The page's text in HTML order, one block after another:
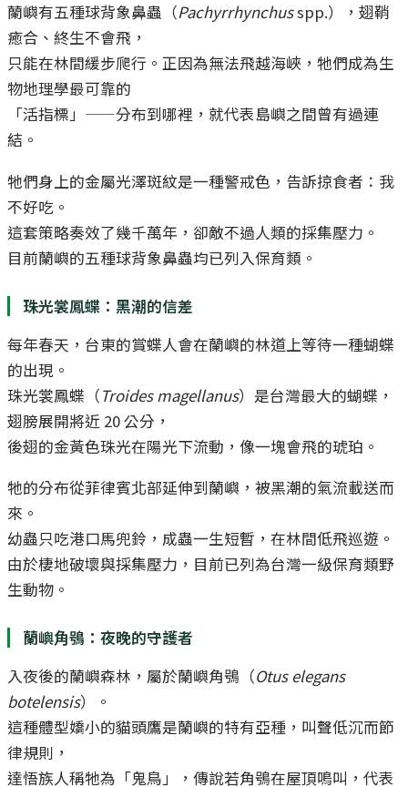
蘭嶼有五種球背象鼻蟲（Pachyrrhynchusspp.），翅鞘
癒合、終生不會飛，
只能在林間緩步爬行。正因為無法飛越海峽，牠們成為生
物地理學最可靠的
「活指標」——分布到哪裡，就代表島嶼之間曾有過連
結。
牠們身上的金屬光澤斑紋是一種警戒色，告訴掠食者：我
不好吃。
這套策略奏效了幾千萬年，卻敵不過人類的採集壓力。
目前蘭嶼的五種球背象鼻蟲均已列入保育類。
珠光裳鳳蝶：黑潮的信差
每年春天，台東的賞蝶人會在蘭嶼的林道上等待一種蝴蝶
的出現。
珠光裳鳳蝶（Troides magellanus）是台灣最大的蝴蝶，
翅膀展開將近 20 公分，
後翅的金黃色珠光在陽光下流動，像一塊會飛的琥珀。
牠的分布從菲律賓北部延伸到蘭嶼，被黑潮的氣流載送而
來。
幼蟲只吃港口馬兜鈴，成蟲一生短暫，在林間低飛巡遊。
由於棲地破壞與採集壓力，目前已列為台灣一級保育類野
生動物。
蘭嶼角鴞：夜晚的守護者
入夜後的蘭嶼森林，屬於蘭嶼角鴞（Otus elegans
botelensis）。
這種體型嬌小的貓頭鷹是蘭嶼的特有亞種，叫聲低沉而節
律規則，
達悟族人稱牠為「鬼鳥」，傳說若角鴞在屋頂鳴叫，代表